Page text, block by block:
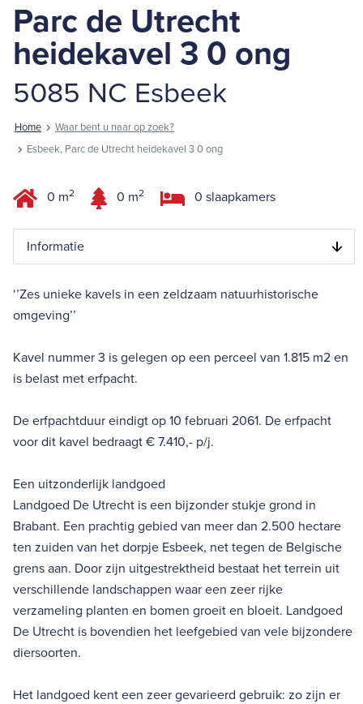
Parc de Utrecht
heidekavel 3 0 ong
5085 NC Esbeek
Home
Waar bent u naar op zoek?
Esbeek, Parc de Utrecht heidekavel 3 0 ong
0 m2 0 m2 0 slaapkamers
Informatie
‘’Zes unieke kavels in een zeldzaam natuurhistorische
omgeving’’
Kavel nummer 3 is gelegen op een perceel van 1.815 m2 en
is belast met erfpacht.
De erfpachtduur eindigt op 10 februari 2061. De erfpacht
voor dit kavel bedraagt € 7.410,- p/j.
Een uitzonderlijk landgoed
Landgoed De Utrecht is een bijzonder stukje grond in
Brabant. Een prachtig gebied van meer dan 2.500 hectare
ten zuiden van het dorpje Esbeek, net tegen de Belgische
grens aan. Door zijn uitgestrektheid bestaat het terrein uit
verschillende landschappen waar een zeer rijke
verzameling planten en bomen groeit en bloeit. Landgoed
De Utrecht is bovendien het leefgebied van vele bijzondere
diersoorten.
Het landgoed kent een zeer gevarieerd gebruik: zo zijn er